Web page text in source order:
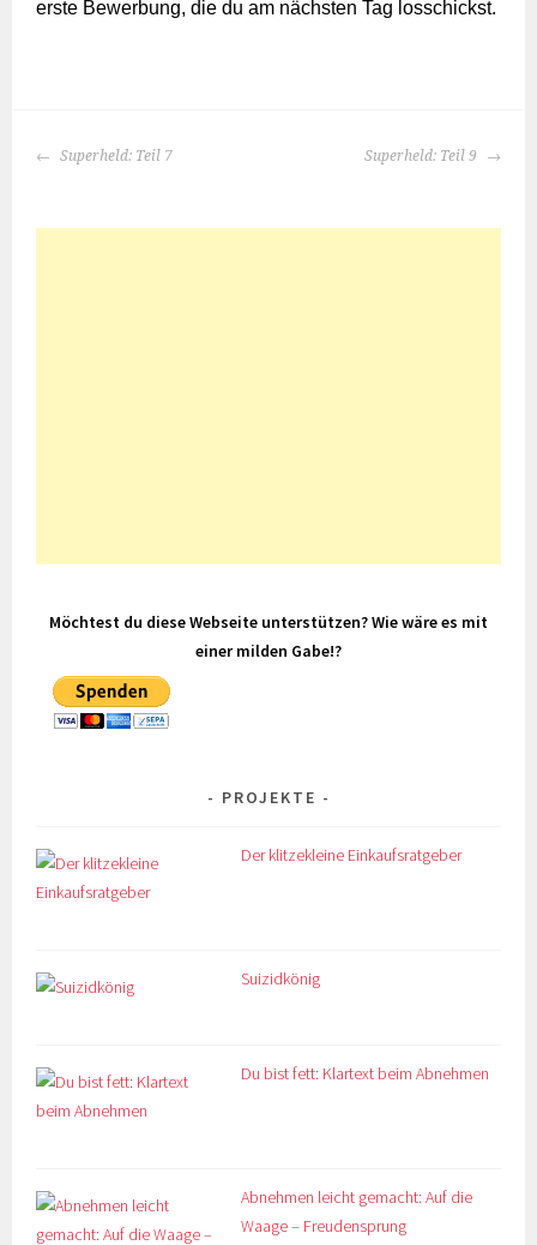
erste Bewerbung, die du am nächsten Tag losschickst.
BEITRAGS-
Superheld: Teil 7 Superheld: Teil 9
Möchtest du diese Webseite unterstützen? Wie wäre es mit
einer milden Gabe!?
PROJEKTE
Der klitzekleine Einkaufsratgeber
Suizidkönig
Du bist fett: Klartext beim Abnehmen
Abnehmen leicht gemacht: Auf die
Waage – Freudensprung